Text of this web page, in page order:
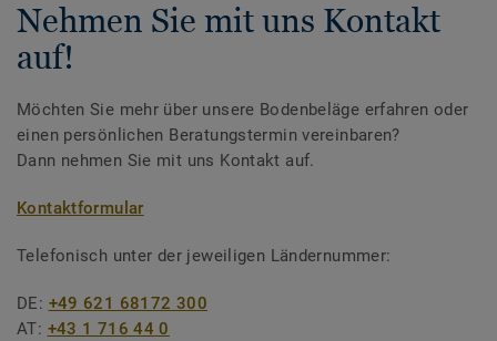
Nehmen Sie mit uns Kontakt
auf!
Möchten Sie mehr über unsere Bodenbeläge erfahren oder
einen persönlichen Beratungstermin vereinbaren?
Dann nehmen Sie mit uns Kontakt auf.
Kontaktformular
Telefonisch unter der jeweiligen Ländernummer:
DE: +49 621 68172 300
AT: +43 1 716 44 0